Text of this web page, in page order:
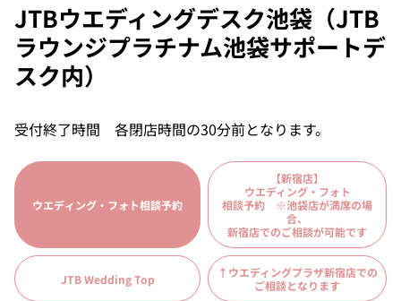
JTBウエディングデスク池袋（JTB
ラウンジプラチナム池袋サポートデ
スク内）
受付終了時間 各閉店時間の30分前となります。
ウエディング・フォト相談予約
【新宿店】
ウエディング・フォト
相談予約 ※池袋店が満席の場
合、
新宿店でのご相談が可能です
JTB Wedding Top
↑ウエディングプラザ新宿店での
ご相談となります